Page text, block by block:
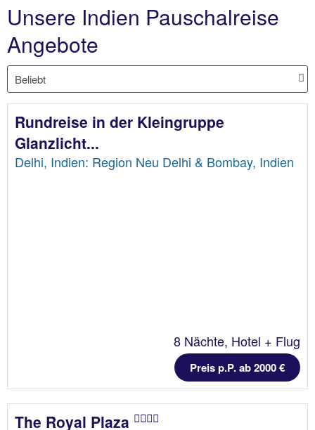
Unsere Indien Pauschalreise
Angebote
Rundreise in der Kleingruppe
Glanzlicht...
Delhi, Indien: Region Neu Delhi & Bombay, Indien
8 Nächte, Hotel + Flug
Preis p.P. ab 2000 €
The Royal Plaza